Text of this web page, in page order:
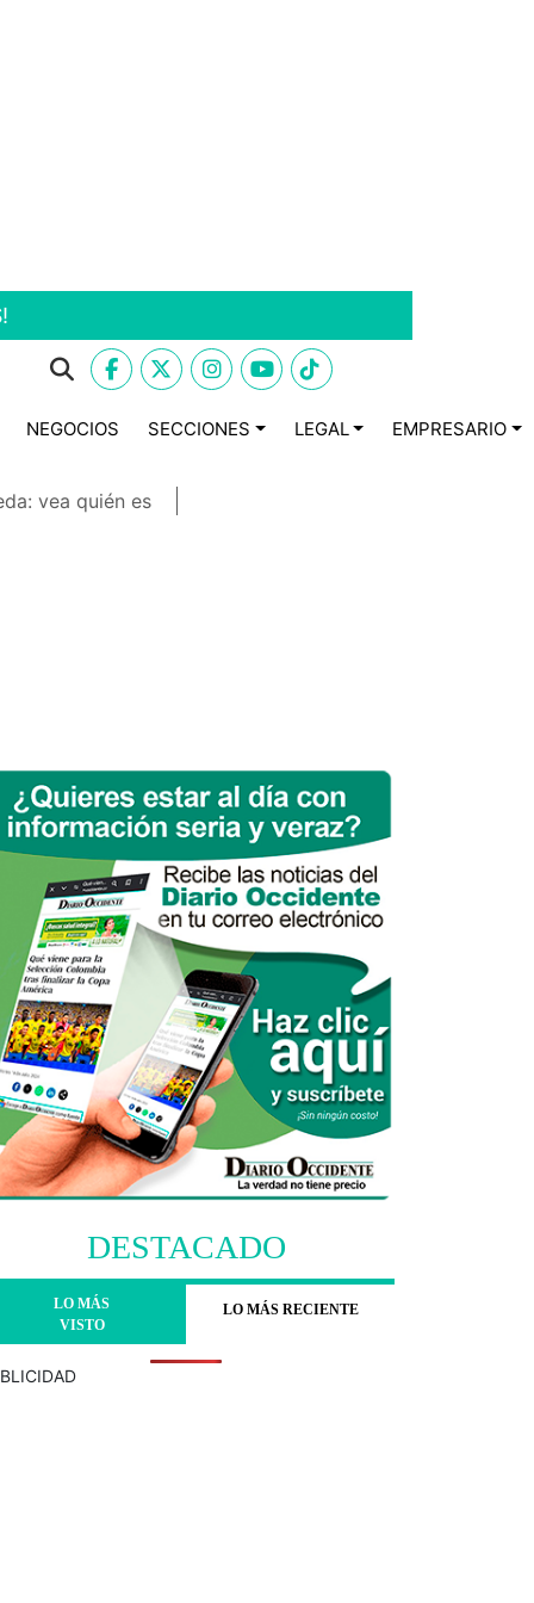
NEGOCIOS SECCIONES LEGAL EMPRESARIO
vea quién es
DESTACADO
LO MÁS
VISTO
LO MÁS RECIENTE